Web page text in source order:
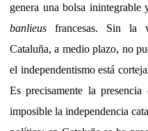
genera una bolsa
banlieus francesas. Sin la
Cataluña, a medio plazo, no
el independentismo está
Es precisamente la
imposible la independencia